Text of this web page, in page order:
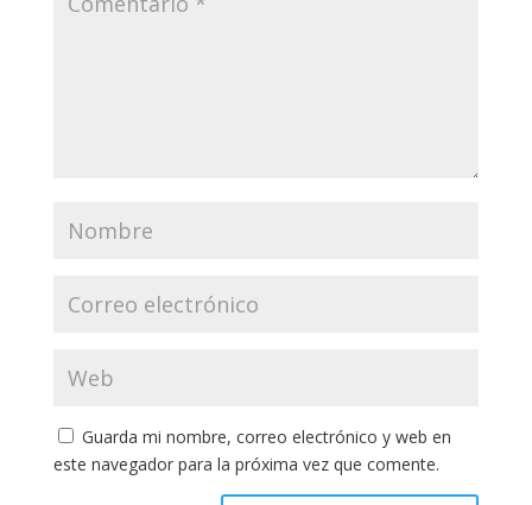
Guarda mi nombre, correo electrónico y web en
este navegador para la próxima vez que comente.